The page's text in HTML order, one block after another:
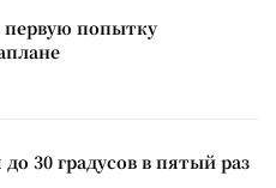
попытку
30 градусов в пятый раз